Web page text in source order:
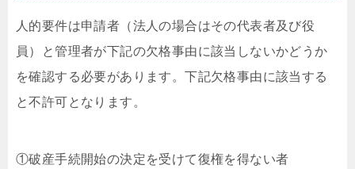
人的要件は申請者（法人の場合はその代表者及び役
員）と管理者が下記の欠格事由に該当しないかどうか
を確認する必要があります。下記欠格事由に該当する
と不許可となります。
①破産手続開始の決定を受けて復権を得ない者